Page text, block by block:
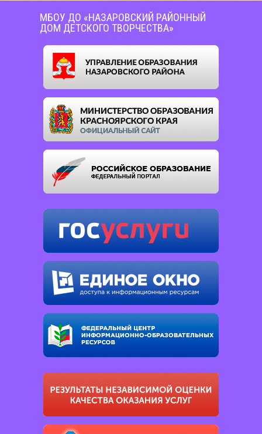
МБОУ ДО «НАЗАРОВСКИЙ РАЙОННЫЙ
ДОМ ДЕТСКОГО ТВОРЧЕСТВА»